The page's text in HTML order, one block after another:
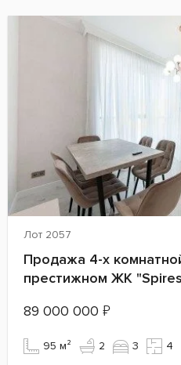
Лот 2057
Продажа 4-х
престижном ЖК
89 000 000 ₽
95 м² 2 3 4